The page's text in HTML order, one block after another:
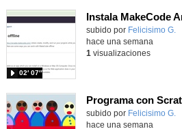
Contenido educativo.
subido por Felicisimo G.
02′ 07″
hace una semana
1 visualizaciones
Contenido educativo.
subido por Felicisimo G.
hace una semana